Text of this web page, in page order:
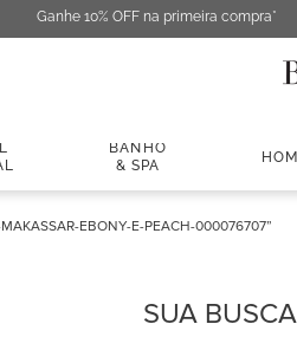
Ganhe 10% OFF na primeira compra*
BANHO
& SPA
EBONY-E-PEACH-000076707
SUA